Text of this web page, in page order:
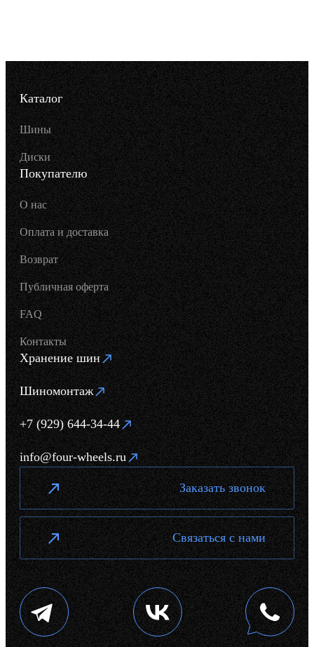
Каталог
Шины
Диски
Покупателю
О нас
Оплата и доставка
Возврат
Публичная оферта
FAQ
Контакты
Хранение шин
Шиномонтаж
+7 (929) 644-34-44
info@four-wheels.ru
Заказать звонок
Связаться с нами